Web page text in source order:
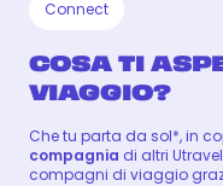
Connect
COSA TI
VIAGGIO?
Che tu parta da sol*, in
compagnia di altri
compagni di viaggio